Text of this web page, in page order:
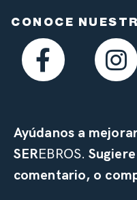
CONOCE
Ayúdanos a
SEREBROS.
comentario, o